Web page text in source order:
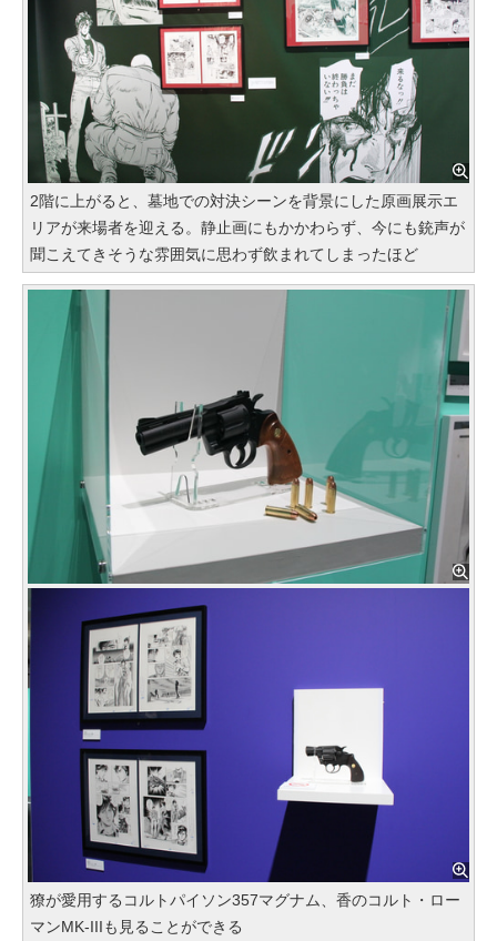
2階に上がると、墓地での対決シーンを背景にした原画展示エ
リアが来場者を迎える。静止画にもかかわらず、今にも銃声が
聞こえてきそうな雰囲気に思わず飲まれてしまったほど
獠が愛用するコルトパイソン357マグナム、香のコルト・ロー
マンMK-IIIも見ることができる